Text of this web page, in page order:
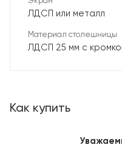
ЛДСП или металл
Материал столешницы
ЛДСП 25 мм с
Как купить